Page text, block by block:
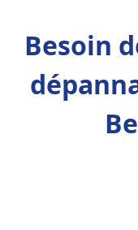
Besoin